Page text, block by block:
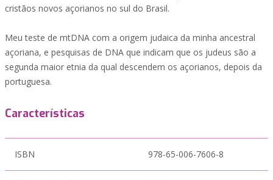
cristãos novos açorianos no sul do Brasil.
Meu teste de mtDNA com a origem judaica da minha ancestral
açoriana, e pesquisas de DNA que indicam que os judeus são a
segunda maior etnia da qual descendem os açorianos, depois da
portuguesa.
Características
ISBN 978-65-006-7606-8